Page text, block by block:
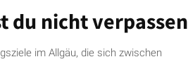
du nicht verpassen
im Allgäu, die sich zwischen